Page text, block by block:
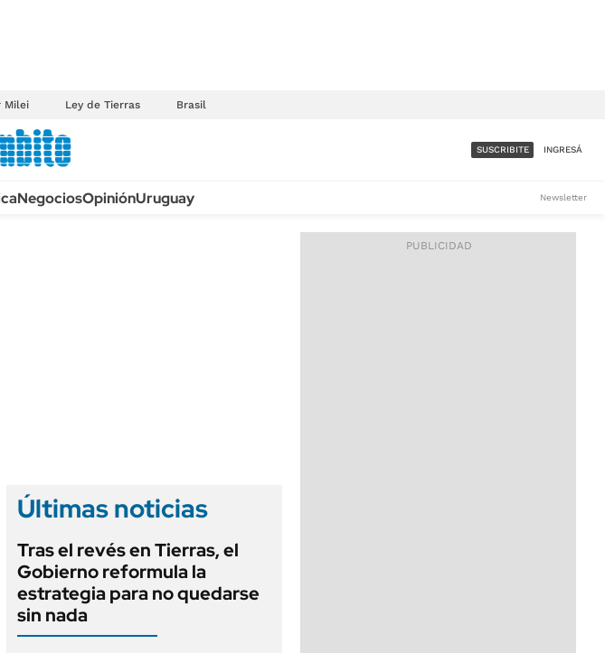
Milei Ley de Tierras Brasil
ACCESO FULL - $1.800/MES
SUSCRIBITE INGRESÁ
NegociosOpiniónUruguay Newsletter
54 segundos
Últimas noticias
Tras el revés en Tierras, el
Gobierno reformula la
estrategia para no quedarse
sin nada